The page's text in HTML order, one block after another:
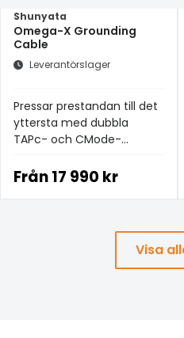
Shunyata
Omega-X Grounding
Cable
Leverantörslager
Pressar prestandan till det
yttersta med dubbla
TAPc- och CMode-
Från17 990 kr
Visa